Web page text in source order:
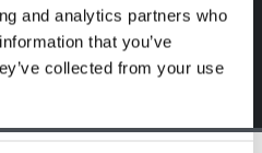
and analytics partners who
that you’ve
collected from your use